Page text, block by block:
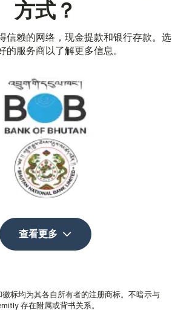
方式？
信赖的网络，现金提款和银行存款。选
的服务商以了解更多信息。
查看更多
徽标均为其各自所有者的注册商标。不暗示与
存在附属或背书关系。